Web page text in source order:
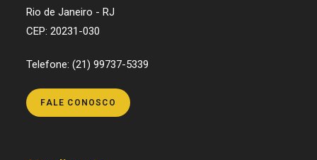
Rio de Janeiro - RJ
CEP: 20231-030
Telefone: (21) 99737-5339
FALE CONOSCO